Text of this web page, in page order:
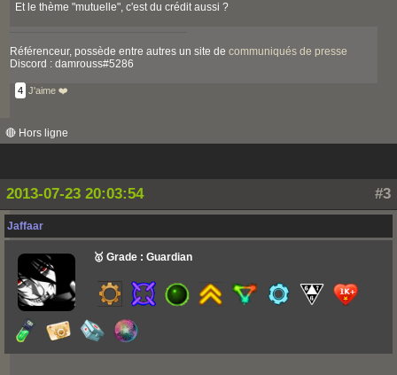
Et le thème "mutuelle", c'est du crédit aussi ?
Référenceur, possède entre autres un site de communiqués de presse
Discord : damrouss#5286
4 J'aime ❤️
🔴 Hors ligne
#3
2013-07-23 20:03:54
Jaffaar
🥇 Grade : Guardian